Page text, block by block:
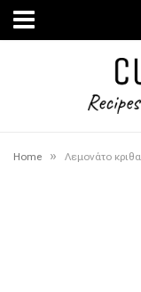
Home » Λεμονάτο